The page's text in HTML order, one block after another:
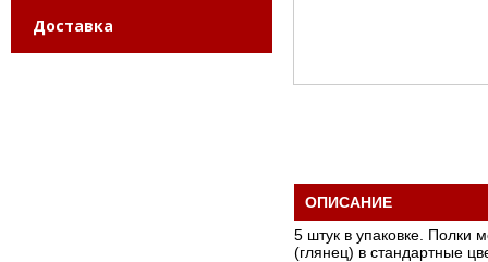
Доставка
ОПИСАНИЕ
5 штук в упаковке. Полки
(глянец) в стандартные